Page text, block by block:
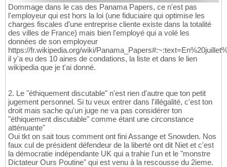
Dommage dans le cas des Panama Papers, ce n'est pas
l'employeur qui est hors la loi (une fiduciaire qui optimise les
charges fiscales d'une entreprise cliente existe dans la totalité
des villes de France) mais bien l'employé qui a volé les
données de son employeur
https://fr.wikipedia.org/wiki/
il y'a eu des 10 aines de condations, la liste et dans le lien
wikipedia que je t'ai donné.
2. Le "éthiquement discutable" n'est rien d'autre que ton petit
jugement personnel. Si tu veux entrer dans l'illégalité, c'est ton
droit mais sache qu'un juge ne va pas considérer ton
"éthiquement discutable" comme étant une circonstance
atténuante"
Oui tkt on sait tous comment ont fini Assange et Snowden. Nos
faux cul de président défendeur de la liberté ont dit Niet et c'est
la démocratie indépendante UK qui a trahie l'un et le "monstre
Dictateur Ours Poutine" qui est venu à la rescousse du 2ieme.